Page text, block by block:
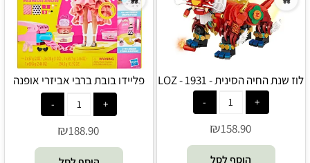
לוז שנת החיה הסינית - 1931 - LOZ
₪158.90
הוסף לסל
פליידו בובת ברבי אביזרי אופנה
מופע - Play-Doh
₪188.90